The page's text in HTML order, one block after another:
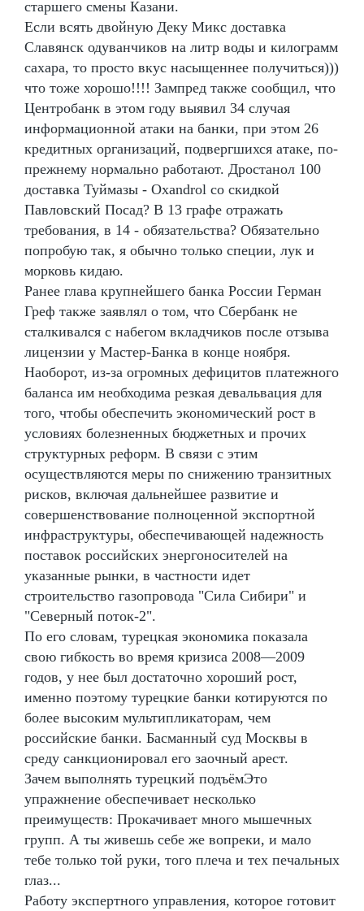
старшего смены Казани.
Если всять двойную Деку Микс доставка
Славянск одуванчиков на литр воды и килограмм
сахара, то просто вкус насыщеннее получиться)))
что тоже хорошо!!!! Зампред также сообщил, что
Центробанк в этом году выявил 34 случая
информационной атаки на банки, при этом 26
кредитных организаций, подвергшихся атаке, по-
прежнему нормально работают. Дростанол 100
доставка Туймазы - Oxandrol со скидкой
Павловский Посад? В 13 графе отражать
требования, в 14 - обязательства? Обязательно
попробую так, я обычно только специи, лук и
морковь кидаю.
Ранее глава крупнейшего банка России Герман
Греф также заявлял о том, что Сбербанк не
сталкивался с набегом вкладчиков после отзыва
лицензии у Мастер-Банка в конце ноября.
Наоборот, из-за огромных дефицитов платежного
баланса им необходима резкая девальвация для
того, чтобы обеспечить экономический рост в
условиях болезненных бюджетных и прочих
структурных реформ. В связи с этим
осуществляются меры по снижению транзитных
рисков, включая дальнейшее развитие и
совершенствование полноценной экспортной
инфраструктуры, обеспечивающей надежность
поставок российских энергоносителей на
указанные рынки, в частности идет
строительство газопровода "Сила Сибири" и
"Северный поток-2".
По его словам, турецкая экономика показала
свою гибкость во время кризиса 2008—2009
годов, у нее был достаточно хороший рост,
именно поэтому турецкие банки котируются по
более высоким мультипликаторам, чем
российские банки. Басманный суд Москвы в
среду санкционировал его заочный арест.
Зачем выполнять турецкий подъёмЭто
упражнение обеспечивает несколько
преимуществ: Прокачивает много мышечных
групп. А ты живешь себе же вопреки, и мало
тебе только той руки, того плеча и тех печальных
глаз...
Работу экспертного управления, которое готовит